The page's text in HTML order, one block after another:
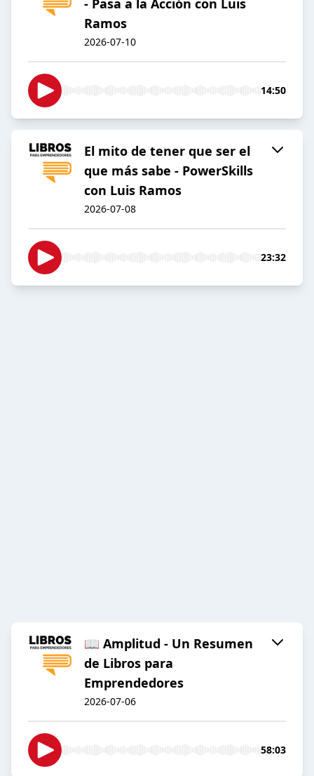
- Pasa a la Acción con Luis
Ramos
2026-07-10
14:50
El mito de tener que ser el
que más sabe - PowerSkills
con Luis Ramos
2026-07-08
23:32
📖 Amplitud - Un Resumen
de Libros para
Emprendedores
2026-07-06
58:03